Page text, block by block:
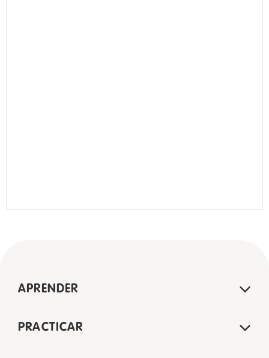
APRENDER
PRACTICAR